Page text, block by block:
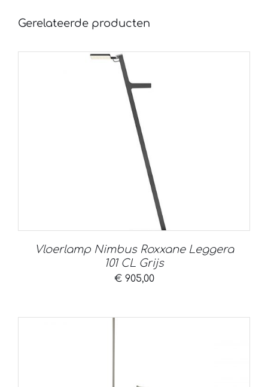
Gerelateerde producten
Vloerlamp Nimbus Roxxane Leggera
101 CL Grijs
€905,00